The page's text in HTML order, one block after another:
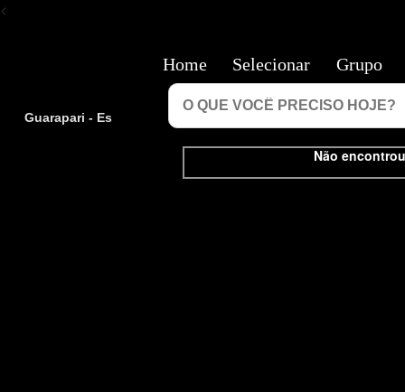
<
Guarapari - Es
Não
Home Selecionar Grupo